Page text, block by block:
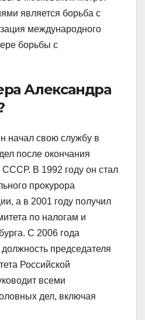
является борьба с
международного
борьбы с
Александра
начал свою службу в
после окончания
В 1992 году он стал
прокурора
а в 2001 году получил
по налогам и
С 2006 года
председателя
Российской
всеми
дел, включая